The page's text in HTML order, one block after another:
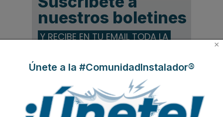
nuestros boletines
Y RECIBE EN TU EMAIL TODA LA
Apellidos
Email
×
Únete a la #ComunidadInstalador®